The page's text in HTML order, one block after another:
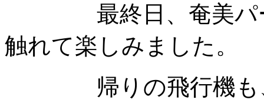
最終日、奄美パー
触れて楽しみました。
帰りの飛行機も、